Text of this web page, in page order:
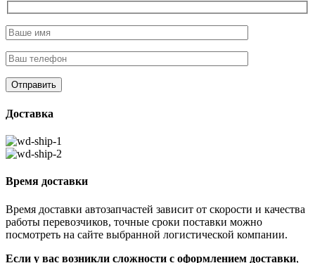
Доставка
Время доставки
Время доставки автозапчастей зависит от скорости и качества
работы перевозчиков, точные сроки поставки можно
посмотреть на сайте выбранной логистической компании.
Если у вас возникли сложности с оформлением доставки,